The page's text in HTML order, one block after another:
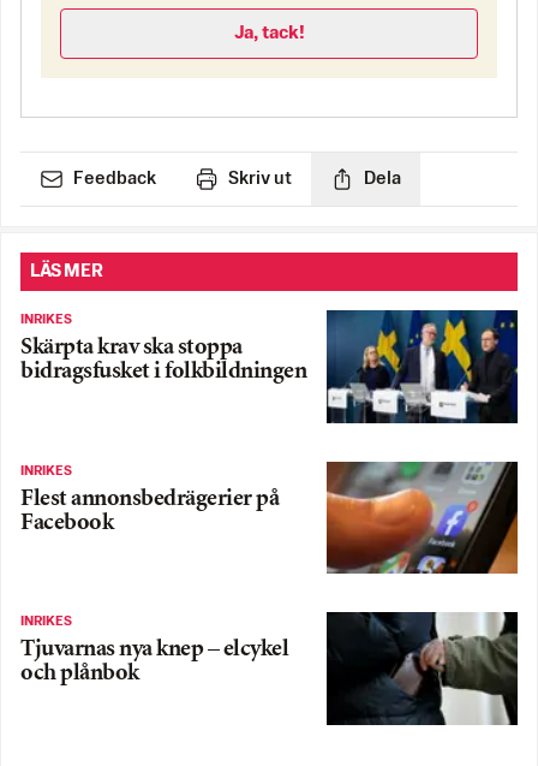
Ja, tack!
Feedback Skriv ut Dela
LÄS MER
INRIKES
Skärpta krav ska stoppa
bidragsfusket i folkbildningen
INRIKES
Flest annonsbedrägerier på
Facebook
INRIKES
Tjuvarnas nya knep – elcykel
och plånbok